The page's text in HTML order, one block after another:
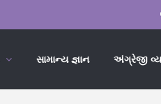
સામાન્ય જ્ઞાન અંગ્રેજી